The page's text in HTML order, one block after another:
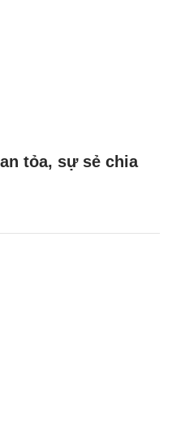
tỏa, sự sẻ chia